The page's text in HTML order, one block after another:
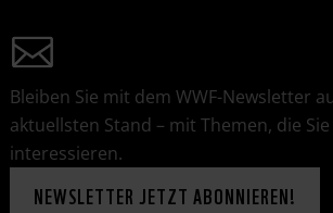
Bleiben Sie mit dem WWF-Newsletter
aktuellsten Stand – mit Themen, die Sie
interessieren.
NEWSLETTER JETZT ABONNIEREN!